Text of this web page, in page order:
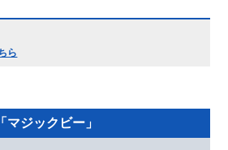
ら
ジックビー」